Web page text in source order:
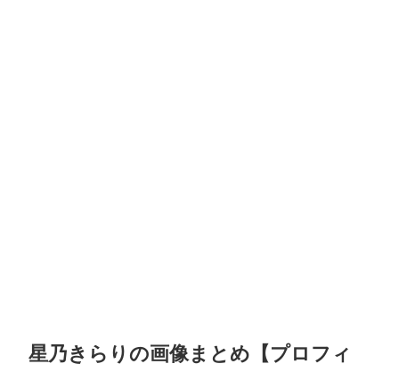
星乃きらりの画像まとめ【プロフィ